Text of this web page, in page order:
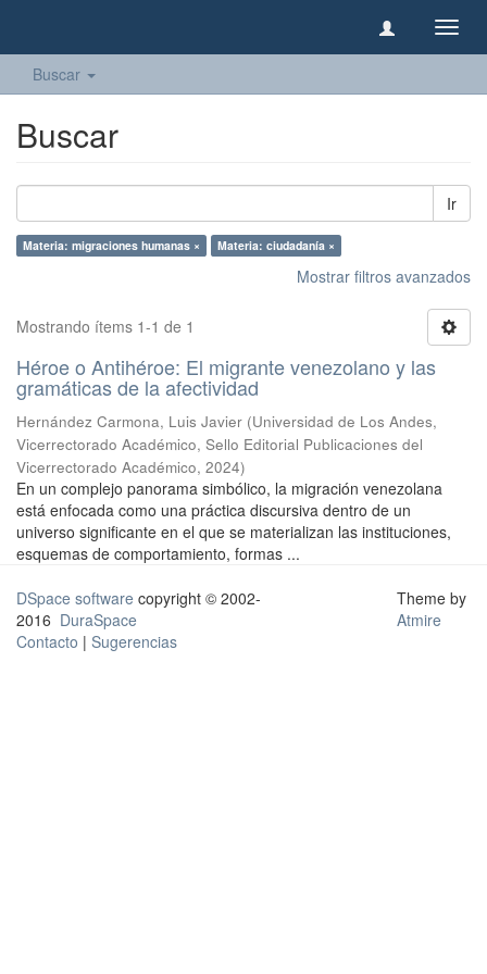
Buscar
Buscar
Ir
Materia: migraciones humanas × Materia: ciudadanía ×
Mostrar filtros avanzados
Mostrando ítems 1-1 de 1
Héroe o Antihéroe: El migrante venezolano y las
gramáticas de la afectividad
Hernández Carmona, Luis Javier (Universidad de Los Andes,
Vicerrectorado Académico, Sello Editorial Publicaciones del
Vicerrectorado Académico, 2024)
En un complejo panorama simbólico, la migración venezolana
está enfocada como una práctica discursiva dentro de un
universo significante en el que se materializan las instituciones,
esquemas de comportamiento, formas ...
DSpace software copyright © 2002-
2016 DuraSpace
Contacto | Sugerencias
Theme by
Atmire